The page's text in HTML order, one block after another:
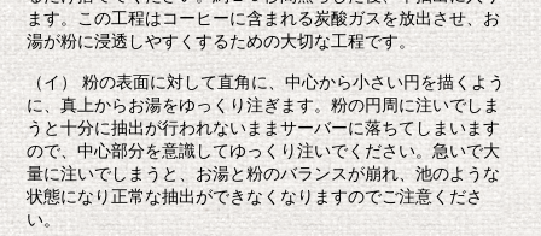
ます。この工程はコーヒーに含まれる炭酸ガスを放出させ、お
湯が粉に浸透しやすくするための大切な工程です。
（イ） 粉の表面に対して直角に、中心から小さい円を描くよう
に、真上からお湯をゆっくり注ぎます。粉の円周に注いでしま
うと十分に抽出が行われないままサーバーに落ちてしまいます
ので、中心部分を意識してゆっくり注いでください。急いで大
量に注いでしまうと、お湯と粉のバランスが崩れ、池のような
状態になり正常な抽出ができなくなりますのでご注意くださ
い。